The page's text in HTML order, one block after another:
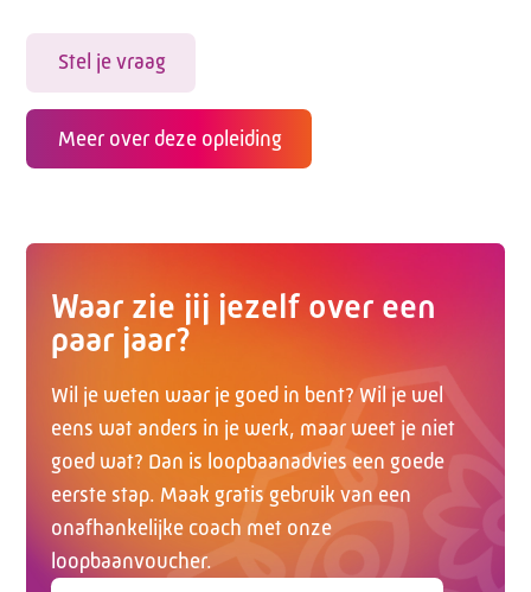
Stel je vraag
Meer over deze opleiding
Waar zie jij jezelf over een
paar jaar?
Wil je weten waar je goed in bent? Wil je wel
eens wat anders in je werk, maar weet je niet
goed wat? Dan is loopbaanadvies een goede
eerste stap. Maak gratis gebruik van een
onafhankelijke coach met onze
loopbaanvoucher.